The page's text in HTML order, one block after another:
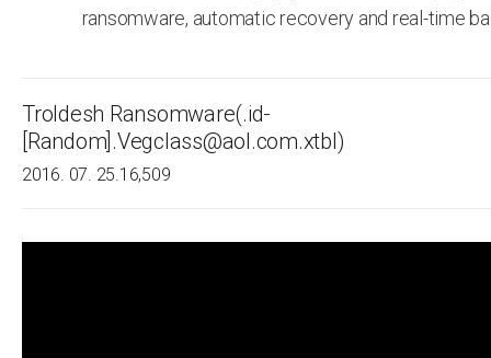
ransomware, automatic recovery and real-time
Troldesh Ransomware(.id-
[Random].Vegclass@aol.com.xtbl)
2016. 07. 25.16,509